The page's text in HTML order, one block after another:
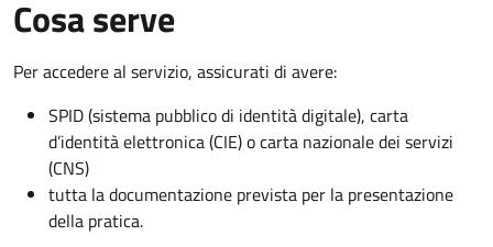
Cosa serve
Per accedere al servizio, assicurati di avere:
SPID (sistema pubblico di identità digitale), carta
d’identità elettronica (CIE) o carta nazionale dei servizi
(CNS)
tutta la documentazione prevista per la presentazione
della pratica.